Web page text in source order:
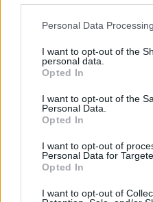
Personal Data
I want to opt-out of the
personal data.
Opted In
I want to opt-out of the
Personal Data.
Opted In
I want to opt-out of
Personal Data for
Opted In
I want to opt-out of
Ferrero
La Ferrero dà un
extracurriculari, 750
abita a meno di 70
km ha diritto anche
mese di residence,
commissioni e